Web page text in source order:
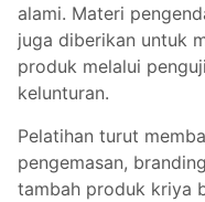
alami. Materi
juga diberikan untuk
produk melalui
kelunturan.
Pelatihan turut
pengemasan,
tambah produk kriya